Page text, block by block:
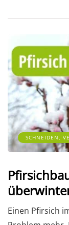
SCHNEIDEN,
Einen Pfirsich